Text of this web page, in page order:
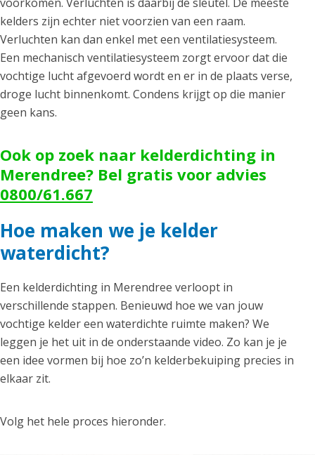
kelders zijn echter niet voorzien van een raam.
Verluchten kan dan enkel met een ventilatiesysteem.
Een mechanisch ventilatiesysteem zorgt ervoor dat die
vochtige lucht afgevoerd wordt en er in de plaats verse,
droge lucht binnenkomt. Condens krijgt op die manier
geen kans.
Ook op zoek naar kelderdichting in
Merendree? Bel gratis voor advies
0800/61.667
Hoe maken we je kelder
waterdicht?
Een kelderdichting in Merendree verloopt in
verschillende stappen. Benieuwd hoe we van jouw
vochtige kelder een waterdichte ruimte maken? We
leggen je het uit in de onderstaande video. Zo kan je je
een idee vormen bij hoe zo’n kelderbekuiping precies in
elkaar zit.
Volg het hele proces hieronder.